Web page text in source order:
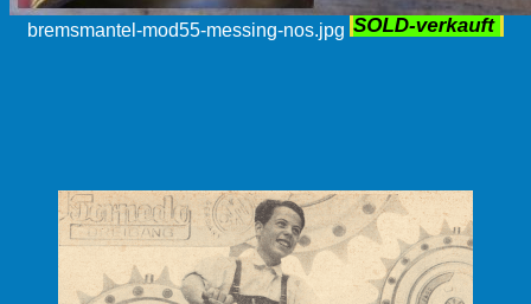
bremsmantel-mod55-messing-nos.jpg